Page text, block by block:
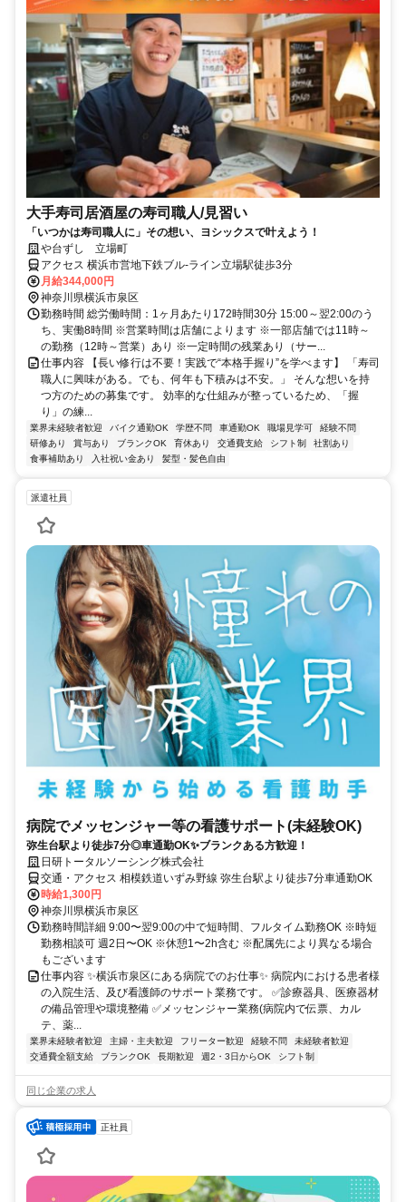
大手寿司居酒屋の寿司職人/見習い
「いつかは寿司職人に」その想い、ヨシックスで叶えよう！
や台ずし 立場町
アクセス 横浜市営地下鉄ブル-ライン立場駅徒歩3分
月給344,000円
神奈川県横浜市泉区
勤務時間 総労働時間：1ヶ月あたり172時間30分 15:00～翌2:00のう
ち、実働8時間 ※営業時間は店舗によります ※一部店舗では11時～
の勤務（12時～営業）あり ※一定時間の残業あり（サー...
仕事内容 【長い修行は不要！実践で“本格手握り”を学べます】 「寿司
職人に興味がある。でも、何年も下積みは不安。」 そんな想いを持
つ方のための募集です。 効率的な仕組みが整っているため、「握
り」の練...
業界未経験者歓迎 バイク通勤OK 学歴不問 車通勤OK 職場見学可
経験不問
研修あり
賞与あり ブランクOK 育休あり 交通費支給 シフト制
社割あり
食事補助あり
入社祝い金あり 髪型・髪色自由
派遣社員
病院でメッセンジャー等の看護サポート(未経験OK)
弥生台駅より徒歩7分◎車通勤OK✨ブランクある方歓迎！
日研トータルソーシング株式会社
交通・アクセス 相模鉄道いずみ野線 弥生台駅より徒歩7分車通勤OK
時給1,300円
神奈川県横浜市泉区
勤務時間詳細 9:00〜翌9:00の中で短時間、フルタイム勤務OK ※時短
勤務相談可 週2日〜OK ※休憩1〜2h含む ※配属先により異なる場合
もございます
仕事内容 ✨横浜市泉区にある病院でのお仕事✨ 病院内における患者様
の入院生活、及び看護師のサポート業務です。 ✅診療器具、医療器材
の備品管理や環境整備 ✅メッセンジャー業務(病院内で伝票、カル
テ、薬...
業界未経験者歓迎 主婦・主夫歓迎 フリーター歓迎 経験不問
未経験者歓迎
交通費全額支給
ブランクOK 長期歓迎 週2・3日からOK シフト制
同じ企業の求人
正社員